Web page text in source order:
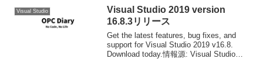
とえばWordがWPFを使って作られる。そ
ういったことがなけ...
Visual Studio
Visual Studio 2019 version
16.8.3リリース
Get the latest features, bug fixes, and
support for Visual Studio 2019 v16.8.
Download today.情報源: Visual Studio